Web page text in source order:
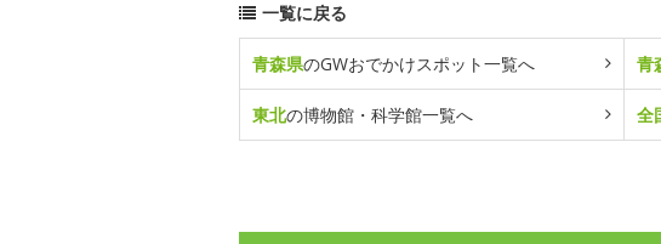
一覧に戻る
青森県のGWおでかけスポット一覧へ 青
東北の博物館・科学館一覧へ 全